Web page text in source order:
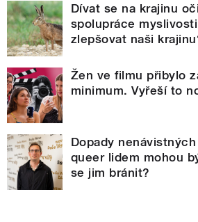
Dívat se na krajinu
spolupráce
zlepšovat naši
Žen ve filmu přibylo
minimum. Vyřeší to
Dopady
queer lidem mohou
se jim bránit?